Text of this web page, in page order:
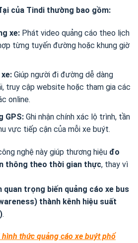
của Tindi thường bao gồm:
xe:Phát video quảng cáo theo lịch
từng tuyến đường hoặc khung giờ
Giúp người đi đường dễ dàng
truy cập website hoặc tham gia các
online.
GPS:Ghi nhận chính xác lộ trình, tần
vực tiếp cận của mỗi xe buýt.
nghệ này giúp thương hiệu đo
thông theo thời gian thực, thay vì
quan trọng biến quảng cáo xe bus
thành kênh hiệu suất
.
hình thức quảng cáo xe buýt phổ